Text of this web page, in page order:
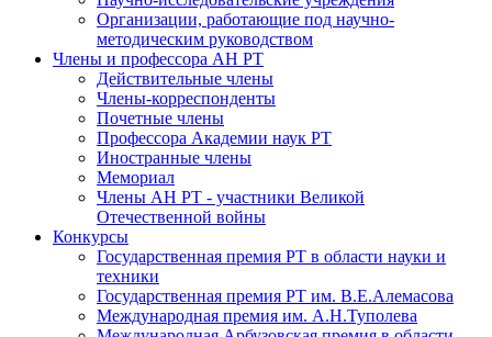
Организации, работающие под научно-
методическим руководством
Члены и профессора АН РТ
Действительные члены
Члены-корреспонденты
Почетные члены
Профессора Академии наук РТ
Иностранные члены
Мемориал
Члены АН РТ - участники Великой
Отечественной войны
Конкурсы
Государственная премия РТ в области науки и
техники
Государственная премия РТ им. В.Е.Алемасова
Международная премия им. А.Н.Туполева